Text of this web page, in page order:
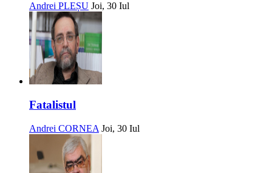
Andrei PLEȘU Joi, 30 Iul
Fatalistul
Andrei CORNEA Joi, 30 Iul